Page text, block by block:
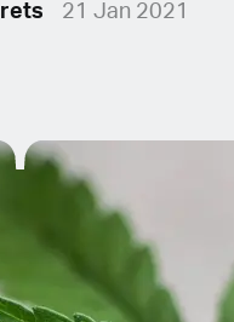
21 Jan 2021